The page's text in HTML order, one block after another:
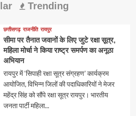
Trending
छत्तीसगढ़ राजनीति रायपुर
सीमा पर तैनात जवानों के लिए जुटे रक्षा सूत्र,
महिला मोर्चा ने किया राष्ट्र समर्पण का अनूठा
अभियान
रायपुर में ‘सिपाही रक्षा सूत्र संग्रहण’ कार्यक्रम
आयोजित, विभिन्न जिलों की पदाधिकारियों ने मेजर
महेंद्र सिंह को सौंपे रक्षा सूत्र रायपुर। भारतीय
जनता पार्टी महिला...